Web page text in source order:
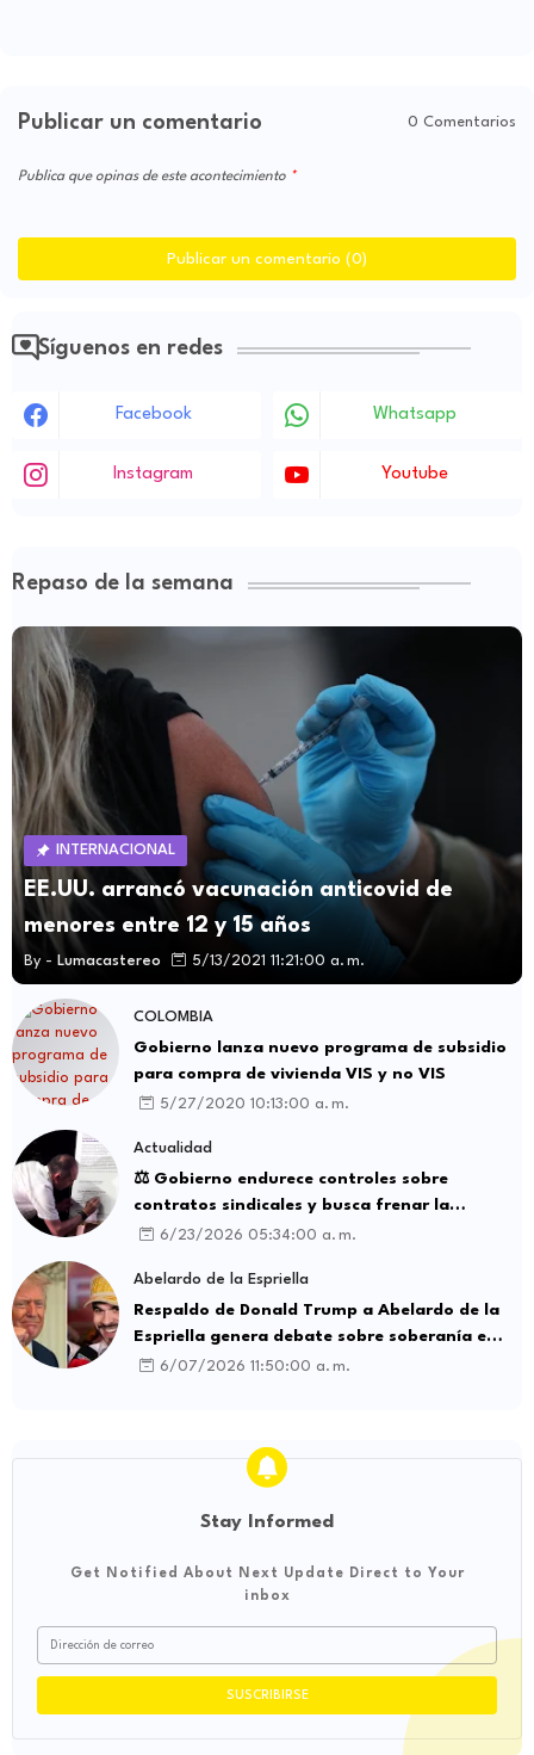
Publicar un comentario 0 Comentarios
Publica que opinas de este acontecimiento
Publicar un comentario (0)
Síguenos en redes
Facebook Whatsapp
Instagram Youtube
Repaso de la semana
INTERNACIONAL
EE.UU. arrancó vacunación anticovid de
menores entre 12 y 15 años
By - Lumacastereo 5/13/2021 11:21:00 a. m.
COLOMBIA
Gobierno lanza nuevo programa de subsidio
para compra de vivienda VIS y no VIS
5/27/2020 10:13:00 a. m.
Actualidad
⚖️ Gobierno endurece controles sobre
contratos sindicales y busca frenar la
intermediación laboral ilegal
6/23/2026 05:34:00 a. m.
Abelardo de la Espriella
Respaldo de Donald Trump a Abelardo de la
Espriella genera debate sobre soberanía e
influencia internacional
6/07/2026 11:50:00 a. m.
Stay Informed
Get Notified About Next Update Direct to Your
inbox